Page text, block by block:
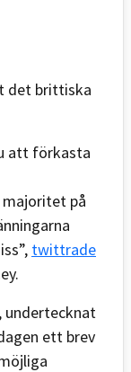
det brittiska
att förkasta
majoritet på
twittrade
undertecknat
ett brev